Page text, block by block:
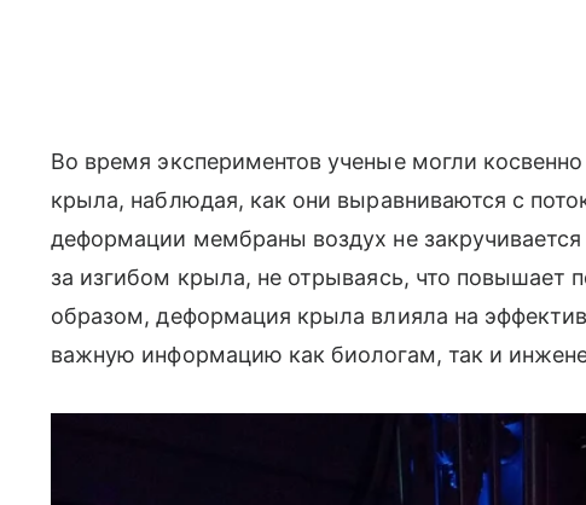
Во время экспериментов ученые могли
крыла, наблюдая, как они выравниваются с
деформации мембраны воздух не закручивается
за изгибом крыла, не отрываясь, что повышает
образом, деформация крыла влияла на
важную информацию как биологам, так и